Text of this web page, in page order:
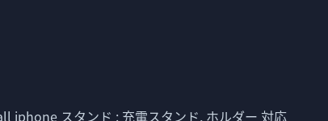
iphone スタンド : 充電スタンド, ホルダー 対応